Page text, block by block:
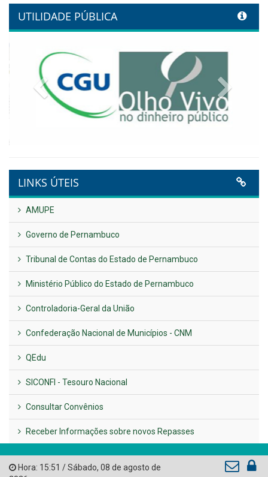
alinhamento estratégico do
Conecta+ Tamandaré.
NOTA DE PESAR E LUTO OFICIAL
Publicado em: 9 de junho de 2026
Plano Diretor – 2026
VER TODAS NOTÍCIAS
UTILIDADE PÚBLICA
Previous
LINKS ÚTEIS
AMUPE
Governo de Pernambuco
Tribunal de Contas do Estado de Pernambuco